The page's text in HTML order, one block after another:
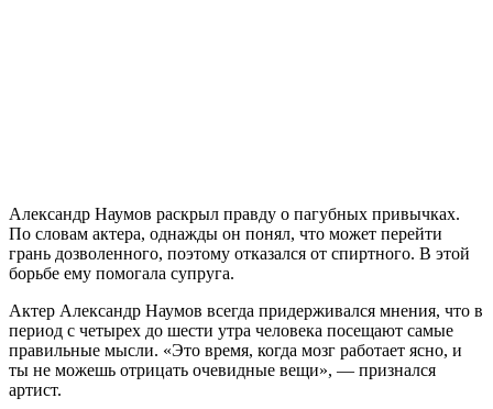
Александр Наумов раскрыл правду о пагубных привычках.
По словам актера, однажды он понял, что может перейти
грань дозволенного, поэтому отказался от спиртного. В этой
борьбе ему помогала супруга.
Актер Александр Наумов всегда придерживался мнения, что в
период с четырех до шести утра человека посещают самые
правильные мысли. «Это время, когда мозг работает ясно, и
ты не можешь отрицать очевидные вещи», — признался
артист.